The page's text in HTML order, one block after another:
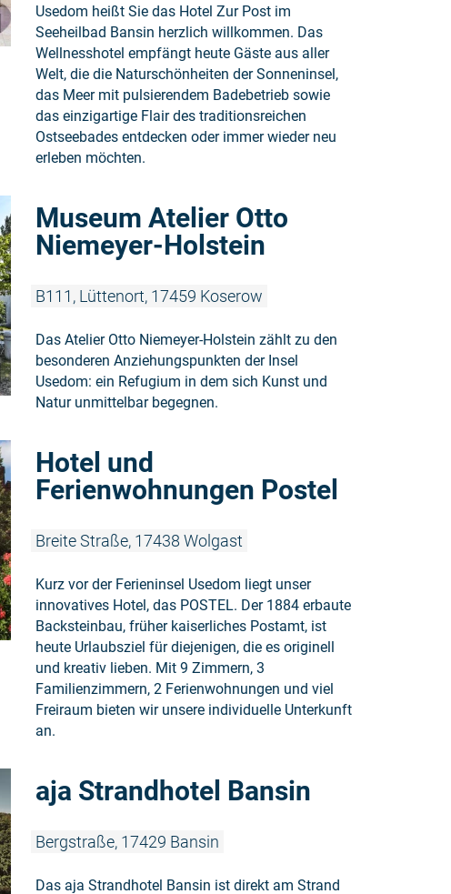
Usedom heißt Sie das Hotel Zur Post im
Seeheilbad Bansin herzlich willkommen. Das
Wellnesshotel empfängt heute Gäste aus aller
Welt, die die Naturschönheiten der Sonneninsel,
das Meer mit pulsierendem Badebetrieb sowie
das einzigartige Flair des traditionsreichen
Ostseebades entdecken oder immer wieder neu
erleben möchten.
Museum Atelier Otto
Niemeyer-Holstein
B111, Lüttenort, 17459 Koserow
Das Atelier Otto Niemeyer-Holstein zählt zu den
besonderen Anziehungspunkten der Insel
Usedom: ein Refugium in dem sich Kunst und
Natur unmittelbar begegnen.
Hotel und
Ferienwohnungen Postel
Breite Straße, 17438 Wolgast
Kurz vor der Ferieninsel Usedom liegt unser
innovatives Hotel, das POSTEL. Der 1884 erbaute
Backsteinbau, früher kaiserliches Postamt, ist
heute Urlaubsziel für diejenigen, die es originell
und kreativ lieben. Mit 9 Zimmern, 3
Familienzimmern, 2 Ferienwohnungen und viel
Freiraum bieten wir unsere individuelle Unterkunft
an.
aja Strandhotel Bansin
Bergstraße, 17429 Bansin
Das aja Strandhotel Bansin ist direkt am Strand